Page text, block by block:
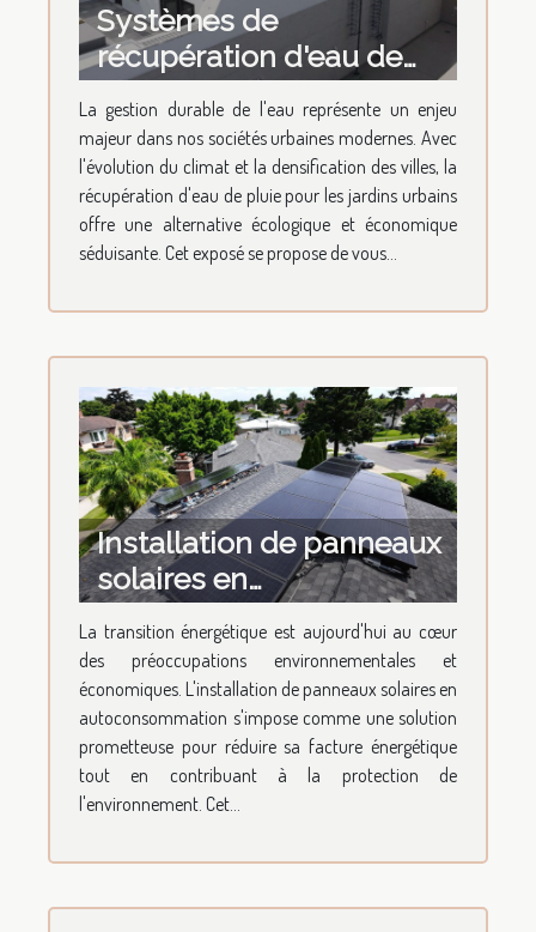
Systèmes de
récupération d'eau de
pluie pour jardins
urbains avantages et
installation
La gestion durable de l'eau représente un enjeu
majeur dans nos sociétés urbaines modernes. Avec
l'évolution du climat et la densification des villes, la
récupération d'eau de pluie pour les jardins urbains
offre une alternative écologique et économique
séduisante. Cet exposé se propose de vous...
Installation de panneaux
solaires en
autoconsommation
retour sur
investissement et
économies potentielles
La transition énergétique est aujourd'hui au cœur
des préoccupations environnementales et
économiques. L'installation de panneaux solaires en
autoconsommation s'impose comme une solution
prometteuse pour réduire sa facture énergétique
tout en contribuant à la protection de
l'environnement. Cet...